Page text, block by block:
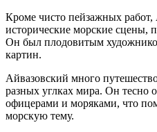
Кроме чисто пейзажных работ,
исторические морские сцены,
Он был плодовитым
картин.
Айвазовский много
разных углках мира. Он тесно
офицерами и моряками, что
морскую тему.